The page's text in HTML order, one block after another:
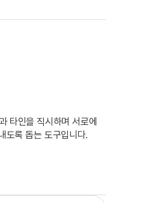
타인을 직시하며 서로에
도록 돕는 도구입니다.